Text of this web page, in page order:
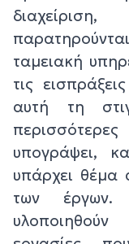
ταμειακή
τις
αυτή τη
υπογράψει,
υπάρχει θέμα
των έργων.